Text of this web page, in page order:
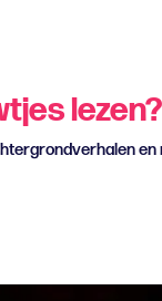
lezen?